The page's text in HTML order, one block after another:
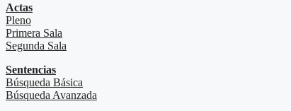
Actas
Pleno
Primera Sala
Segunda Sala
Sentencias
Búsqueda Básica
Búsqueda Avanzada